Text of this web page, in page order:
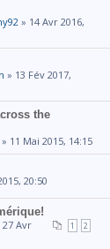
» 14 Avr 2016,
» 13 Fév 2017,
the
» 11 Mai 2015, 14:15
20:50
1 2
27 Avr